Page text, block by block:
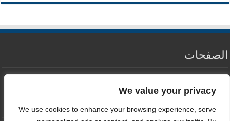
We value your privacy
We use cookies to enhance your browsing experience, serve
الصفحات
سياسة الخصوصية
اتصل بنا